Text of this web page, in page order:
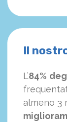
Il
L’84%
almeno 3